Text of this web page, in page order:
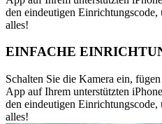
den eindeutigen Einrichtungscode,
alles!
EINFACHE
Schalten Sie die Kamera ein,
App auf Ihrem unterstützten
den eindeutigen Einrichtungscode,
alles!